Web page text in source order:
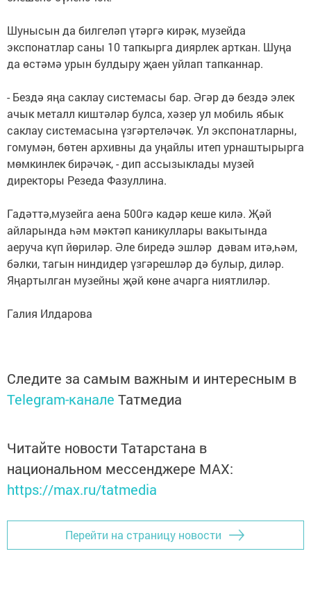
Шунысын да билгеләп үтәргә кирәк, музейда
экспонатлар саны 10 тапкырга диярлек арткан. Шуңа
да өстәмә урын булдыру җаен уйлап тапканнар.
- Бездә яңа саклау системасы бар. Әгәр дә бездә элек
ачык металл киштәләр булса, хәзер ул мобиль ябык
саклау системасына үзгәртеләчәк. Ул экспонатларны,
гомумән, бөтен архивны да уңайлы итеп урнаштырырга
мөмкинлек бирәчәк, - дип ассызыклады музей
директоры Резеда Фазуллина.
Гадәттә,музейга аена 500гә кадәр кеше килә. Җәй
айларында һәм мәктәп каникуллары вакытында
аеруча күп йөриләр. Әле биредә эшләр дәвам итә,һәм,
бәлки, тагын ниндидер үзгәрешләр дә булыр, диләр.
Яңартылган музейны җәй көне ачарга ниятлиләр.
Галия Илдарова
Следите за самым важным и интересным в
Telegram-канале Татмедиа
Читайте новости Татарстана в
национальном мессенджере MАХ:
https://max.ru/tatmedia
Перейти на страницу новости